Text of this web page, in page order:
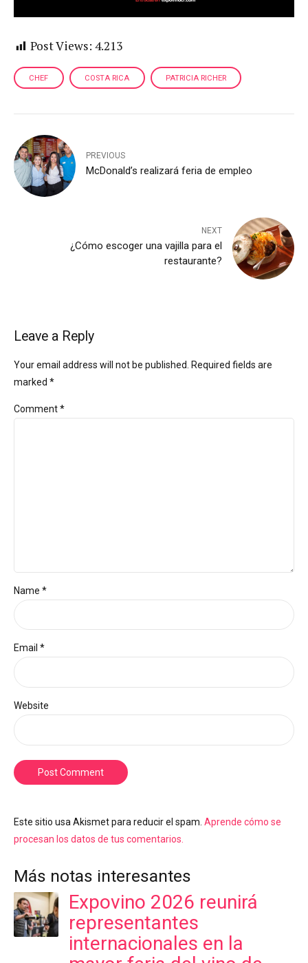
Post Views: 4.213
CHEF COSTA RICA PATRICIA RICHER
PREVIOUS
McDonald’s realizará feria de empleo
NEXT
¿Cómo escoger una vajilla para el
restaurante?
Leave a Reply
Your email address will not be published. Required fields are
marked *
Comment*
Name *
Email *
Website
Post Comment
Este sitio usa Akismet para reducir el spam. Aprende cómo se
procesan los datos de tus comentarios.
Más notas interesantes
Expovino 2026 reunirá
representantes
internacionales en la